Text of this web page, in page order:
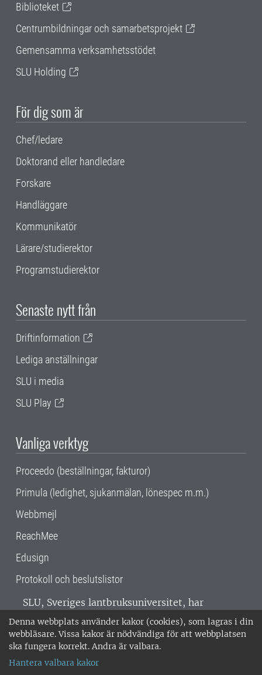
Denna webbplats använder kakor (cookies), som lagras i din
webbläsare. Vissa kakor är nödvändiga för att webbplatsen
ska fungera korrekt. Andra är valbara.
Hantera valbara kakor
Biblioteket
Centrumbildningar och samarbetsprojekt
Gemensamma verksamhetsstödet
SLU Holding
För dig som är
Chef/ledare
Doktorand eller handledare
Forskare
Handläggare
Kommunikatör
Lärare/studierektor
Programstudierektor
Senaste nytt från
Driftinformation
Lediga anställningar
SLU i media
SLU Play
Vanliga verktyg
Proceedo (beställningar, fakturor)
Primula (ledighet, sjukanmälan, lönespec m.m.)
Webbmejl
ReachMee
Edusign
Protokoll och beslutslistor
SLU, Sveriges lantbruksuniversitet, har
verksamhet över hela Sverige. Huvudorter är
Alnarp, Uppsala och Umeå.SLU är
miljöcertifierat enligt ISO 14001. •
018-67 10 00 • Org nr: 202100-2817 •